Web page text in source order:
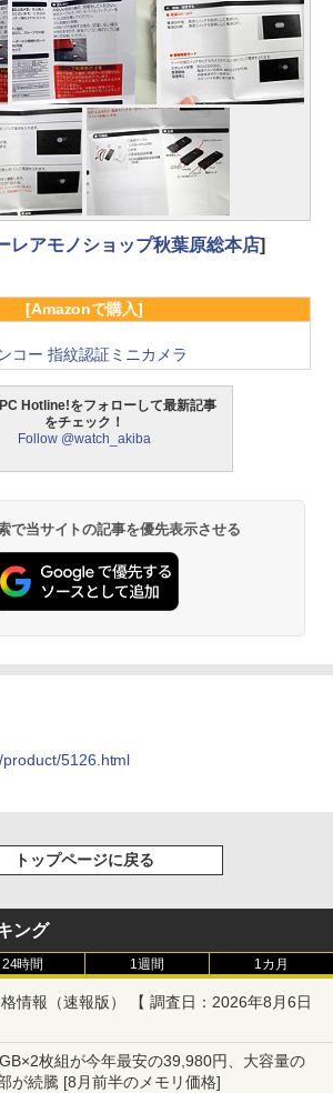
レアモノショップ秋葉原総本店]
[Amazonで購入]
コー 指紋認証ミニカメラ
Hotline!をフォローして最新記事
をチェック！
Follow @watch_akiba
で当サイトの記事を優先表示させる
5126.html
トップページに戻る
ング
24時間 1週間 1カ月
情報（速報版） 【 調査日：2026年8月6日
枚組が今年最安の39,980円、大容量の
が続騰 [8月前半のメモリ価格]